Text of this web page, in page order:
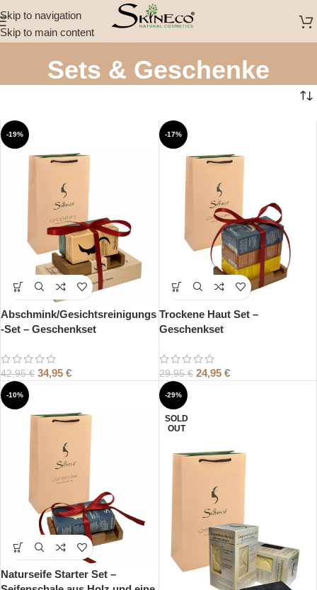
Skip to navigation
Skip to main content
Sets & Geschenke
-19%
Abschmink/Gesichtsreinigungs
-Set – Geschenkset
42,95€ 34,95 €
-17%
Trockene Haut Set –
Geschenkset
29,95€ 24,95 €
-10%
Naturseife Starter Set –
-29%
SOLD
OUT